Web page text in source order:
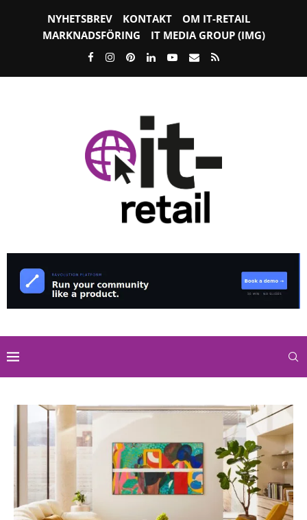
NYHETSBREV KONTAKT
OM IT-RETAIL
MARKNADSFÖRING
IT MEDIA GROUP (IMG)